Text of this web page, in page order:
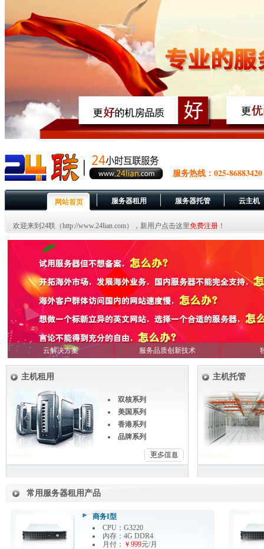
服务热线：025-86883420
网站首页 服务器租用 服务器托管 云主机
欢迎来到24联（http://www.24lian.com），新用户点击这里免费注册 ！
云解决方案 服务品质创新技术
主机租用
双核系列
美国系列
香港系列
品牌系列
主机托管
常用服务器租用产品
商务I型
CPU：G3220
内存：4G DDR4
月付： ￥999元/月